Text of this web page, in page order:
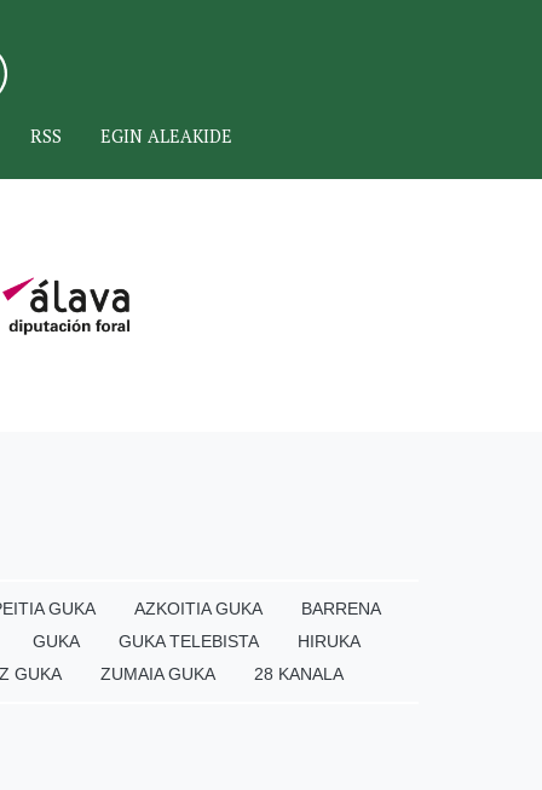
RSS EGIN ALEAKIDE
GUKA AZKOITIA GUKA
BARRENA
GUKA GUKA TELEBISTA
HIRUKA
GUKA ZUMAIA GUKA 28 KANALA